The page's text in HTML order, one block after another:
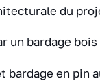
du
bardage bois
en pin